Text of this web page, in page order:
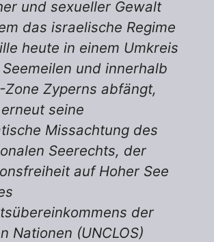
und sexueller Gewalt
das israelische Regime
heute in einem Umkreis
und innerhalb
Zone Zyperns abfängt,
seine
Missachtung des
Seerechts, der
auf Hoher See
der
Nationen (UNCLOS)